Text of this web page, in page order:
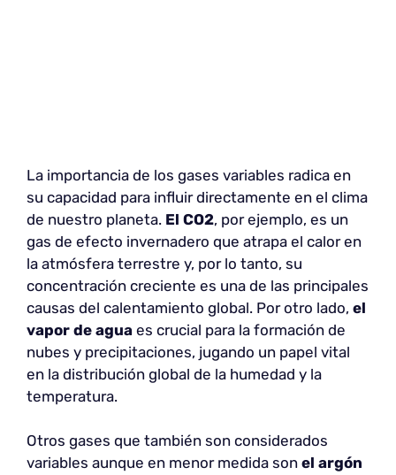
La importancia de los gases variables radica en
su capacidad para influir directamente en el clima
de nuestro planeta. El CO2, por ejemplo, es un
gas de efecto invernadero que atrapa el calor en
la atmósfera terrestre y, por lo tanto, su
concentración creciente es una de las principales
causas del calentamiento global. Por otro lado, el
vapor de agua es crucial para la formación de
nubes y precipitaciones, jugando un papel vital
en la distribución global de la humedad y la
temperatura.
Otros gases que también son considerados
variables aunque en menor medida son el argón